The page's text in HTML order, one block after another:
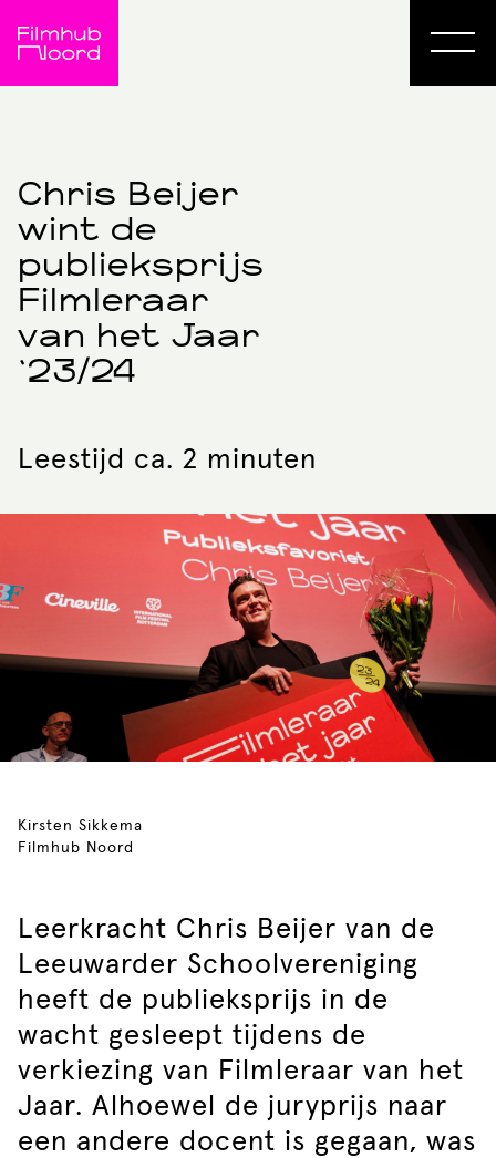
Chris Beijer
wint de
publieksprijs
Filmleraar
van het Jaar
‘23/24
Leestijd ca. 2 minuten
Kirsten Sikkema
Filmhub Noord
Leerkracht Chris Beijer van de
Leeuwarder Schoolvereniging
heeft de publieksprijs in de
wacht gesleept tijdens de
verkiezing van Filmleraar van het
Jaar. Alhoewel de juryprijs naar
een andere docent is gegaan, was